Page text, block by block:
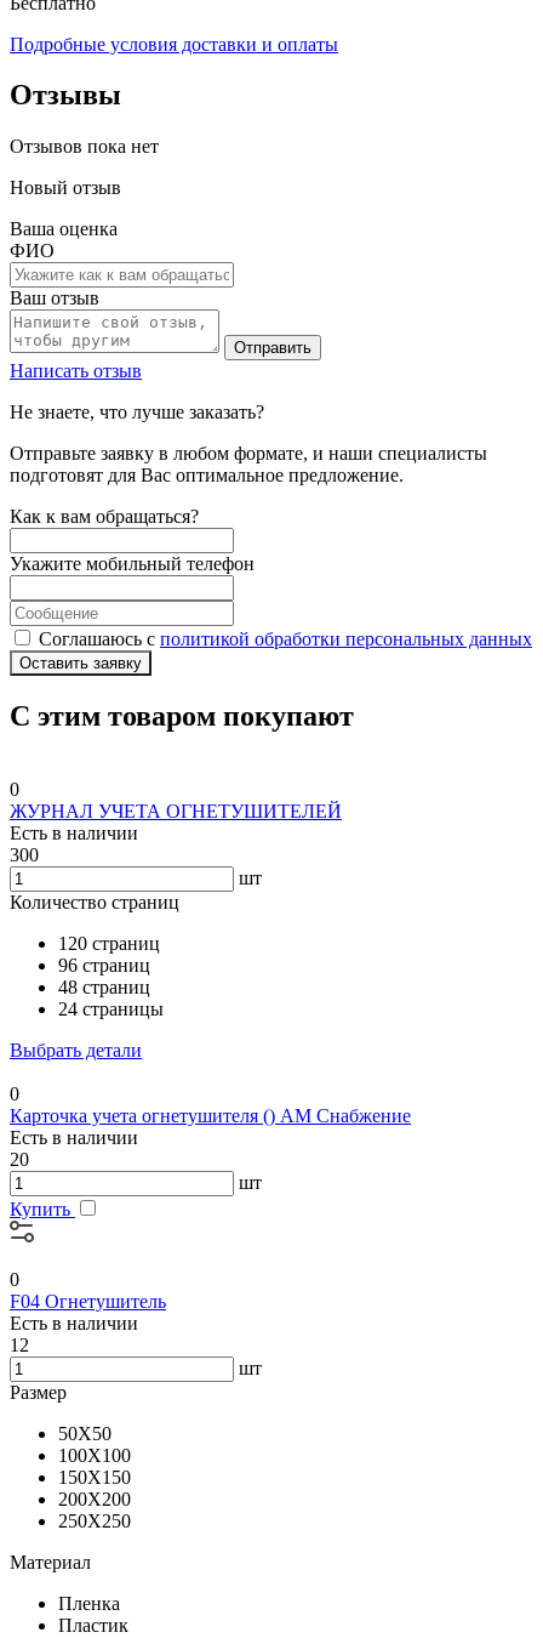
Подробные условия доставки и оплаты
Отзывы
Отзывов пока нет
Новый отзыв
Ваша оценка
ФИО
Ваш отзыв
Отправить
Написать отзыв
Не знаете, что лучше заказать?
Отправьте заявку в любом формате, и наши специалисты
подготовят для Вас оптимальное предложение.
Как к вам обращаться?
Укажите мобильный телефон
Соглашаюсь с политикой обработки персональных данных
Оставить заявку
С этим товаром покупают
0
ЖУРНАЛ УЧЕТА ОГНЕТУШИТЕЛЕЙ
Есть в наличии
300
шт
Количество страниц
120 страниц
96 страниц
48 страниц
24 страницы
Выбрать детали
0
Карточка учета огнетушителя () АМ Снабжение
Есть в наличии
20
шт
Купить
0
F04 Огнетушитель
Есть в наличии
12
шт
Размер
50X50
100X100
150X150
200X200
250X250
Материал
Пленка
Пластик